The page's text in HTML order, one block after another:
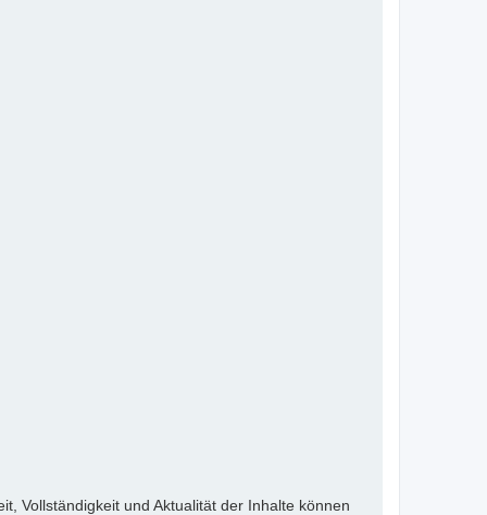
Vollständigkeit und Aktualität der Inhalte können